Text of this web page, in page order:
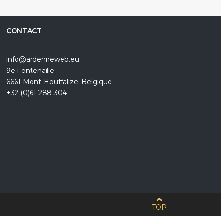
CONTACT
info@ardenneweb.eu
9e Fontenaille
6661 Mont-Houffalize, Belgique
+32 (0)61 288 304
TOP